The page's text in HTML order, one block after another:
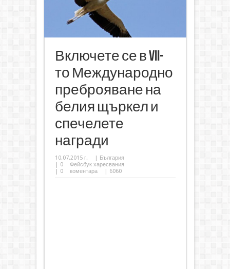
Включете се в VII-
то Международно
преброяване на
белия щъркел и
спечелете
награди
10.07.2015 г.
България
0
Фейсбук харесвания
0 коментара | 6060